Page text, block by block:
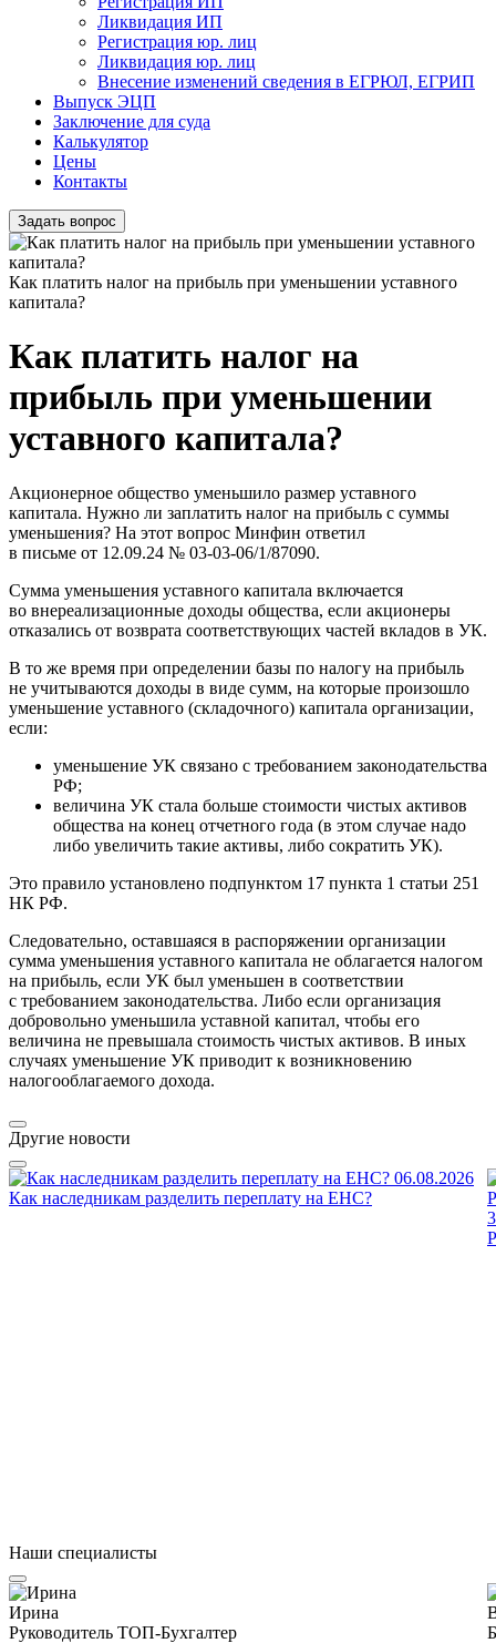
Ликвидация ИП
Регистрация юр. лиц
Ликвидация юр. лиц
Внесение изменений сведения в ЕГРЮЛ, ЕГРИП
Выпуск ЭЦП
Заключение для суда
Калькулятор
Цены
Контакты
Задать вопрос
Как платить налог на прибыль при уменьшении уставного
капитала?
Как платить налог на
прибыль при уменьшении
уставного капитала?
Акционерное общество уменьшило размер уставного
капитала. Нужно ли заплатить налог на прибыль с суммы
уменьшения? На этот вопрос Минфин ответил
в письме от 12.09.24 № 03-03-06/1/87090.
Сумма уменьшения уставного капитала включается
во внереализационные доходы общества, если акционеры
отказались от возврата соответствующих частей вкладов в УК.
В то же время при определении базы по налогу на прибыль
не учитываются доходы в виде сумм, на которые произошло
уменьшение уставного (складочного) капитала организации,
если:
уменьшение УК связано с требованием законодательства
РФ;
величина УК стала больше стоимости чистых активов
общества на конец отчетного года (в этом случае надо
либо увеличить такие активы, либо сократить УК).
Это правило установлено подпунктом 17 пункта 1 статьи 251
НК РФ.
Следовательно, оставшаяся в распоряжении организации
сумма уменьшения уставного капитала не облагается налогом
на прибыль, если УК был уменьшен в соответствии
с требованием законодательства. Либо если организация
добровольно уменьшила уставной капитал, чтобы его
величина не превышала стоимость чистых активов. В иных
случаях уменьшение УК приводит к возникновению
налогооблагаемого дохода.
Другие новости
06.08.2026
Как наследникам разделить переплату на ЕНС?
Наши специалисты
Ирина
Руководитель ТОП-Бухгалтер